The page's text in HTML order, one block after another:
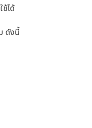
ช้ได้
ดังนี้